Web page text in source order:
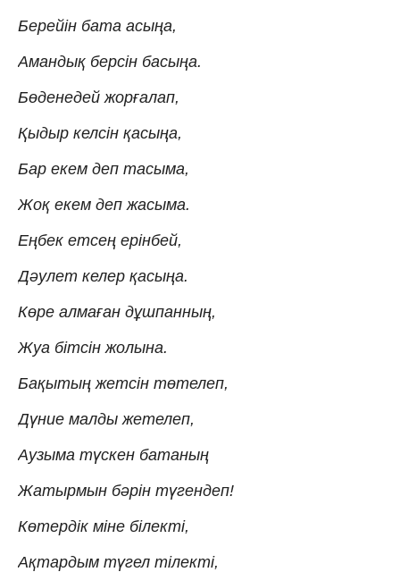
Берейін бата асыңа,
Амандық берсін басыңа.
Бөденедей жорғалап,
Қыдыр келсін қасыңа,
Бар екем деп тасыма,
Жоқ екем деп жасыма.
Еңбек етсең ерінбей,
Дәулет келер қасыңа.
Көре алмаған дұшпанның,
Жуа бітсін жолына.
Бақытың жетсін төтелеп,
Дүние малды жетелеп,
Аузыма түскен батаның
Жатырмын бәрін түгендеп!
Көтердік міне білекті,
Ақтардым түгел тілекті,